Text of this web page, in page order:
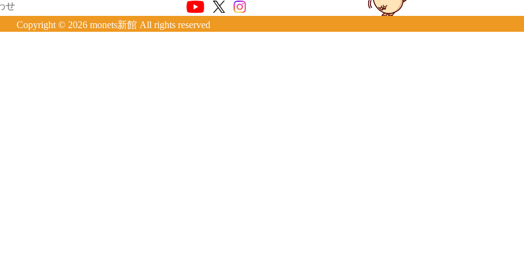
せ
Copyright © 2026 monets新館 All rights reserved